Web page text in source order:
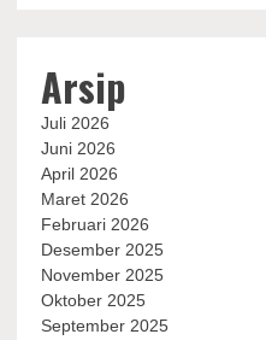
Arsip
Juli 2026
Juni 2026
April 2026
Maret 2026
Februari 2026
Desember 2025
November 2025
Oktober 2025
September 2025